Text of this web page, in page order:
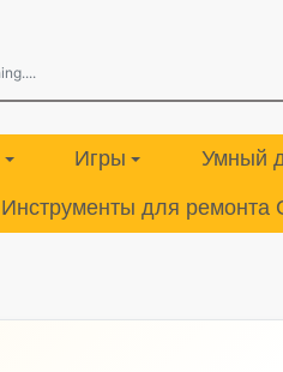
Игры Умный
Инструменты для ремонта